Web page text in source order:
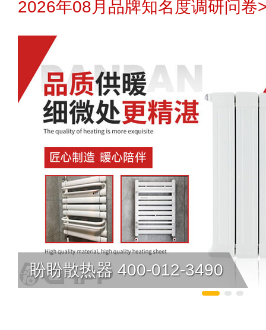
2026年08月品牌知名度调研问卷
盼盼散热器 400-012-3490